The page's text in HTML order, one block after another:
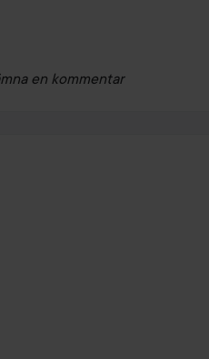
en kommentar